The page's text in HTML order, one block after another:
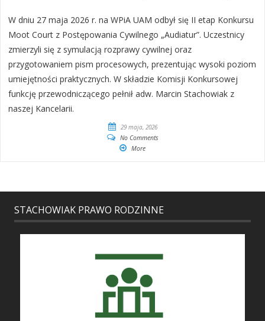
W dniu 27 maja 2026 r. na WPiA UAM odbył się II etap Konkursu
Moot Court z Postępowania Cywilnego „Audiatur”. Uczestnicy
zmierzyli się z symulacją rozprawy cywilnej oraz
przygotowaniem pism procesowych, prezentując wysoki poziom
umiejętności praktycznych. W składzie Komisji Konkursowej
funkcję przewodniczącego pełnił adw. Marcin Stachowiak z
naszej Kancelarii.
29 maja, 2026
No Comments
More
STACHOWIAK PRAWO RODZINNE